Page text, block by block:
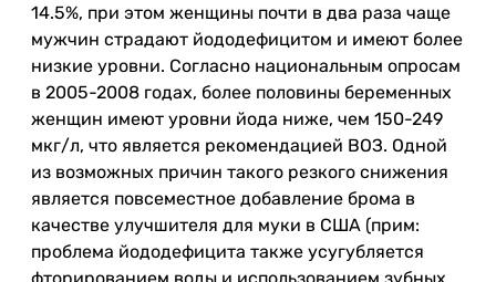
14.5%, при этом женщины почти в два раза чаще
мужчин страдают йододефицитом и имеют более
низкие уровни. Согласно национальным опросам
в 2005-2008 годах, более половины беременных
женщин имеют уровни йода ниже, чем 150-249
мкг/л, что является рекомендацией ВОЗ. Одной
из возможных причин такого резкого снижения
является повсеместное добавление брома в
качестве улучшителя для муки в США (прим:
проблема йододефицита также усугубляется